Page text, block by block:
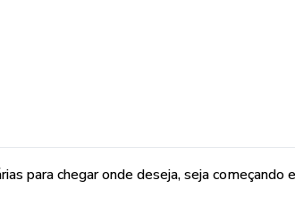
para chegar onde deseja, seja começando